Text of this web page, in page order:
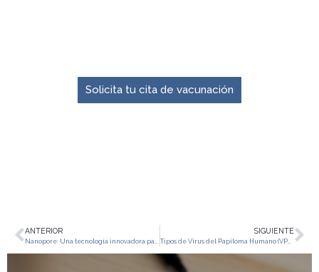
Solicita tu cita de vacunación
ANTERIOR SIGUIENTE
Tipos de Virus del Papiloma Humano (VPH): Todo lo que necesitas saber